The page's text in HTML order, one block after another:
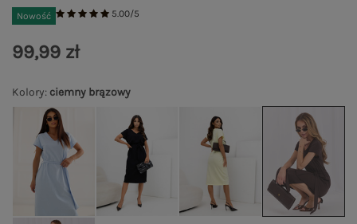
Nowość 5.00/5
Kolory: ciemny brązowy
99,99 zł